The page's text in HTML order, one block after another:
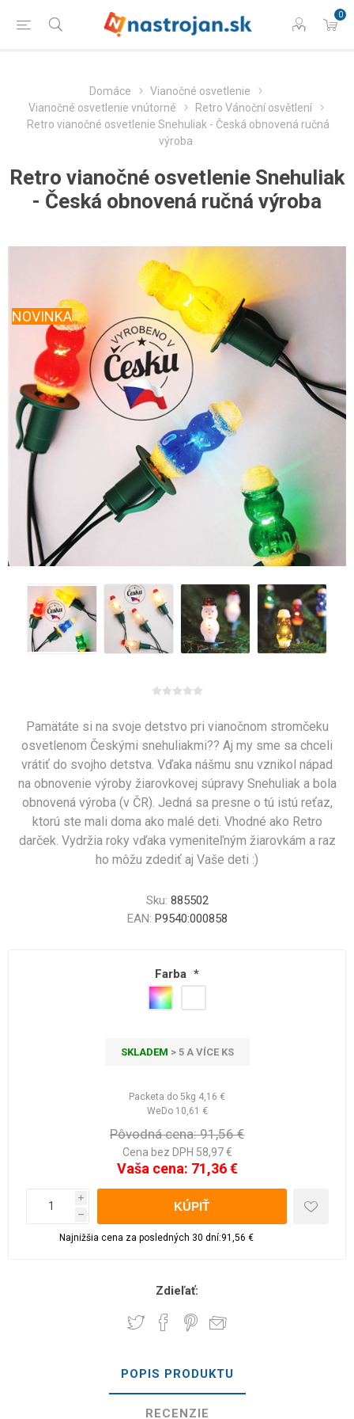
0
Domáce
Vianočné osvetlenie
Vianočné osvetlenie vnútorné
Retro Vánoční osvětlení
Retro vianočné osvetlenie Snehuliak - Česká obnovená ručná
výroba
Retro vianočné osvetlenie Snehuliak
- Česká obnovená ručná výroba
NOVINKA
Pamätáte si na svoje detstvo pri vianočnom stromčeku
osvetlenom Českými snehuliakmi?? Aj my sme sa chceli
vrátiť do svojho detstva. Vďaka nášmu snu vznikol nápad
na obnovenie výroby žiarovkovej súpravy Snehuliak a bola
obnovená výroba (v ČR). Jedná sa presne o tú istú reťaz,
ktorú ste mali doma ako malé deti. Vhodné ako Retro
darček. Vydržia roky vďaka vymeniteľným žiarovkám a raz
ho môžu zdediť aj Vaše deti :)
Sku: 885502
EAN: P9540:000858
Farba *
SKLADEM > 5 A VÍCE KS
Packeta do 5kg 4,16 €
WeDo 10,61 €
Pôvodná cena: 91,56 €
Cena bez DPH 58,97 €
Vaša cena: 71,36 €
i
h
Najnižšia cena za posledných 30 dní:91,56 €
Zdieľať:
POPIS PRODUKTU
RECENZIE